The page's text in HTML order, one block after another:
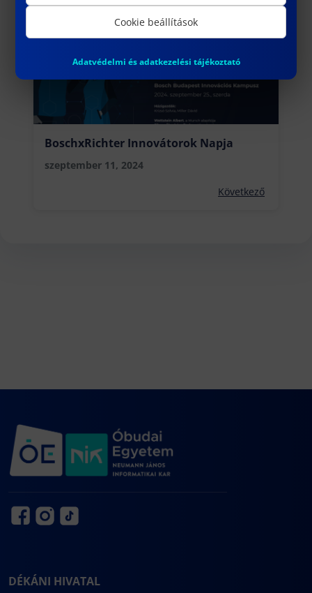
BoschxRichter Innovátorok Napja
szeptember 11, 2024
Következő
DÉKÁNI HIVATAL
Cookie beállítások
Adatvédelmi és adatkezelési tájékoztató